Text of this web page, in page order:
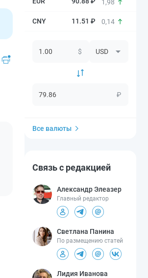
1,98
11.51 ₽ 0,14
$
₽
Все валюты
Связь с редакцией
Александр Элеазер
Главный редактор
Светлана Панина
По размещению статей
Лидия Иванова